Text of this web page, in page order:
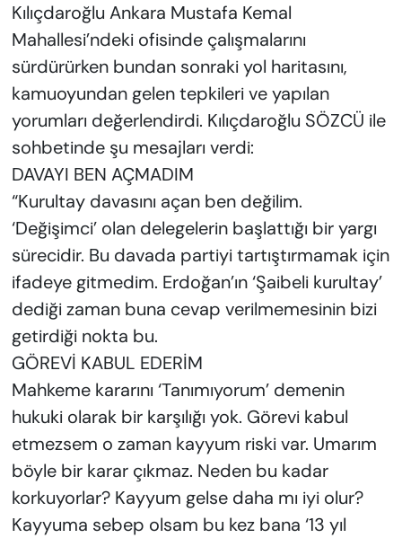
Kılıçdaroğlu Ankara Mustafa Kemal
Mahallesi’ndeki ofisinde çalışmalarını
sürdürürken bundan sonraki yol haritasını,
kamuoyundan gelen tepkileri ve yapılan
yorumları değerlendirdi. Kılıçdaroğlu SÖZCÜ ile
sohbetinde şu mesajları verdi:
DAVAYI BEN AÇMADIM
“Kurultay davasını açan ben değilim.
‘Değişimci’ olan delegelerin başlattığı bir yargı
sürecidir. Bu davada partiyi tartıştırmamak için
ifadeye gitmedim. Erdoğan’ın ‘Şaibeli kurultay’
dediği zaman buna cevap verilmemesinin bizi
getirdiği nokta bu.
GÖREVİ KABUL EDERİM
Mahkeme kararını ‘Tanımıyorum’ demenin
hukuki olarak bir karşılığı yok. Görevi kabul
etmezsem o zaman kayyum riski var. Umarım
böyle bir karar çıkmaz. Neden bu kadar
korkuyorlar? Kayyum gelse daha mı iyi olur?
Kayyuma sebep olsam bu kez bana ‘13 yıl